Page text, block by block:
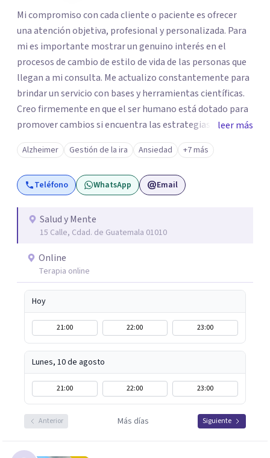
Mi compromiso con cada cliente o paciente es ofrecer
una atención objetiva, profesional y personalizada. Para
mi es importante mostrar un genuino interés en el
procesos de cambio de estilo de vida de las personas que
llegan a mi consulta. Me actualizo constantemente para
brindar un servicio con bases y herramientas científicas.
Creo firmemente en que el ser humano está dotado para
promover cambios si encuentra las estrategias y
herramientas adecuadas y es por eso que elegí esta
profesión, ya que me permite a través del conocimiento y
experiencia que he adquirido ayudar a las personas a
descubrirse a sí mismos y por medio de la psicoterapia
leer más
Alzheimer Gestión de la ira Ansiedad +7 más
Teléfono WhatsApp Email
Salud y Mente
15 Calle, Cdad. de Guatemala 01010
Online
Terapia online
Hoy
21:00 22:00 23:00
Lunes, 10 de agosto
21:00 22:00 23:00
Anterior Más días Siguiente